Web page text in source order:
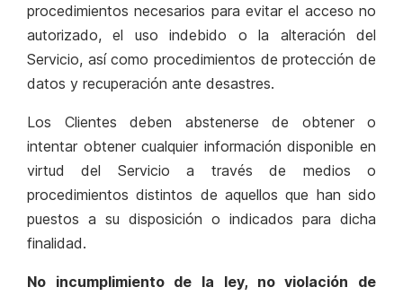
procedimientos necesarios para evitar el acceso no
autorizado, el uso indebido o la alteración del
Servicio, así como procedimientos de protección de
datos y recuperación ante desastres.
Los Clientes deben abstenerse de obtener o
intentar obtener cualquier información disponible en
virtud del Servicio a través de medios o
procedimientos distintos de aquellos que han sido
puestos a su disposición o indicados para dicha
finalidad.
No incumplimiento de la ley, no violación de